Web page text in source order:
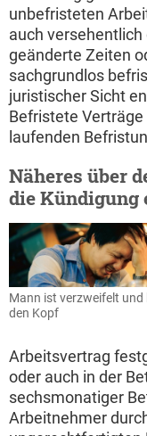
unbefristeten
auch
geänderte Zeiten
sachgrundlos
juristischer Sicht
Befristete
laufenden
Näheres über
die Kündigung
Mann ist verzweifelt und
den Kopf
Arbeitsvertrag
oder auch in der
sechsmonatiger
Arbeitnehmer